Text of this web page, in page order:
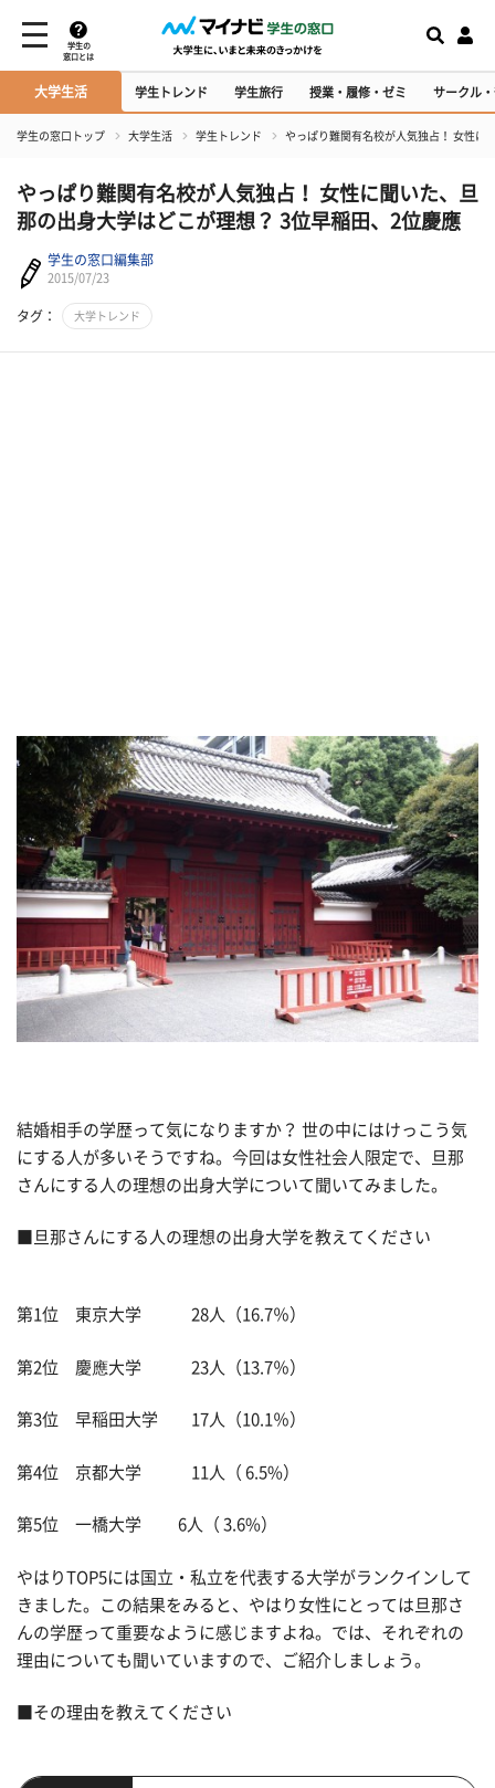
学生の
窓口とは
大学生活 学生トレンド 学生旅行 授業・履修・ゼミ サークル
学生の窓口トップ 大学生活 学生トレンド やっぱり難関有名校が人気独占！ 女性に
やっぱり難関有名校が人気独占！ 女性に聞いた、旦
那の出身大学はどこが理想？ 3位早稲田、2位慶應
学生の窓口編集部
2015/07/23
タグ： 大学トレンド
結婚相手の学歴って気になりますか？ 世の中にはけっこう気
にする人が多いそうですね。今回は女性社会人限定で、旦那
さんにする人の理想の出身大学について聞いてみました。
■旦那さんにする人の理想の出身大学を教えてください
第1位 東京大学 28人（16.7％）
第2位 慶應大学 23人（13.7％）
第3位 早稲田大学 17人（10.1％）
第4位 京都大学 11人（ 6.5%）
第5位 一橋大学 6人（ 3.6%）
やはりTOP5には国立・私立を代表する大学がランクインして
きました。この結果をみると、やはり女性にとっては旦那さ
んの学歴って重要なように感じますよね。では、それぞれの
理由についても聞いていますので、ご紹介しましょう。
■その理由を教えてください